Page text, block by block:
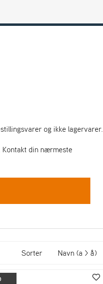
og ikke lagervarer.
din nærmeste
Sorter Navn (a > å)